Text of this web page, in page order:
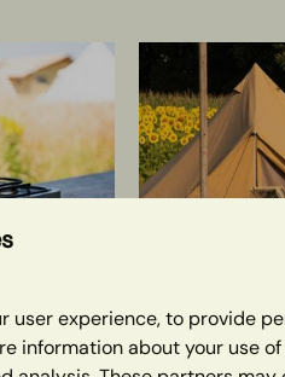
user experience, to provide
information about your use